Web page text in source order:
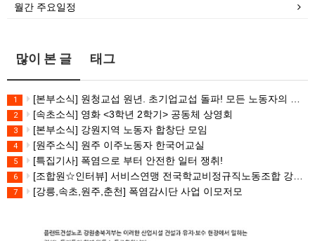
월간 주요일정
많이 본 글 태그
1 [본부소식] 원청교섭 원년. 초기업교섭 돌파! 모든 노동자의 노동기본권 쟁취! 민주노총 7.15 총파업대회
2 [속초소식] 영화 <3학년 2학기> 공동체 상영회
3 [본부소식] 강원지역 노동자 합창단 모임
4 [원주소식] 원주 이주노동자 한국어교실
5 [특집기사] 폭염으로 부터 안전한 일터 쟁취!
6 [조합원☆인터뷰] 서비스연맹 전국학교비정규직노동조합 강원지부 김유미 춘천지회장
7 [강릉,속초,원주,춘천] 폭염감시단 사업 이모저모